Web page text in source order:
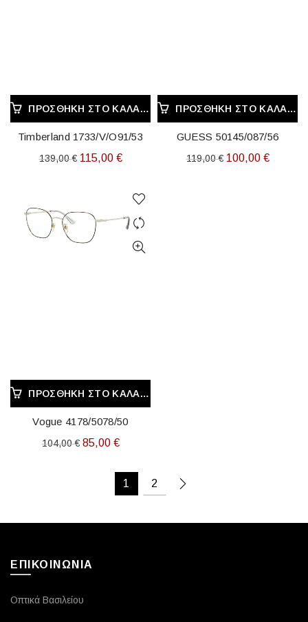
ΠΡΟΣΘΉΚΗ ΣΤΟ ΚΑΛΆΘΙ
Timberland 1733/V/O91/53
139,00€ Original
115,00 €Η
τιμή
είναι:
115,00 €.
ΠΡΟΣΘΉΚΗ ΣΤΟ ΚΑΛΆΘΙ
GUESS 50145/087/56
119,00€ Original
100,00 €Η
ΠΡΟΣΘΉΚΗ ΣΤΟ ΚΑΛΆΘΙ
Vogue 4178/5078/50
104,00€ Original
104,00 €.
85,00 €Η
τιμή
είναι:
1 2
ΕΠΙΚΟΙΝΩΝΙΑ
Οπτικά Βασιλείου